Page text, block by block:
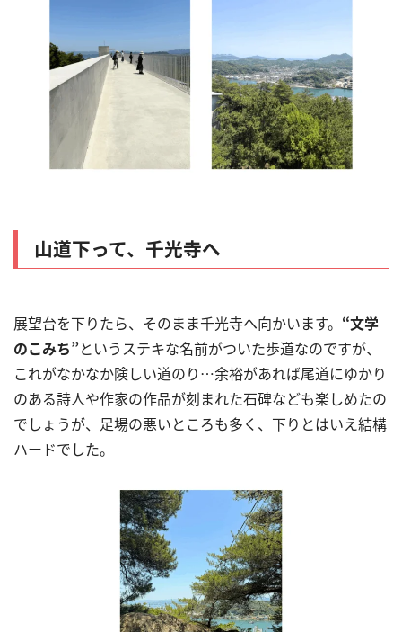
山道下って、千光寺へ
展望台を下りたら、そのまま千光寺へ向かいます。 “文学
のこみち”というステキな名前がついた歩道なのですが、
これがなかなか険しい道のり…余裕があれば尾道にゆかり
のある詩人や作家の作品が刻まれた石碑なども楽しめたの
でしょうが、足場の悪いところも多く、下りとはいえ結構
ハードでした。